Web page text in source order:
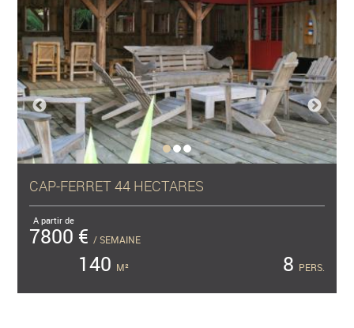
CAP-FERRET 44 HECTARES
A partir de
7800 € / SEMAINE
140 M² 8 PERS.